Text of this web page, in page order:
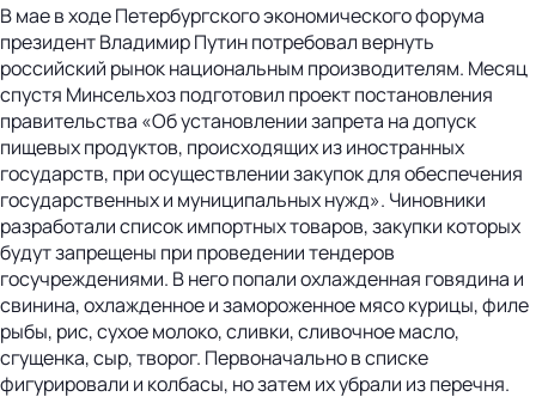
В мае в ходе Петербургского экономического форума
президент Владимир Путин потребовал вернуть
российский рынок национальным производителям. Месяц
спустя Минсельхоз подготовил проект постановления
правительства «Об установлении запрета на допуск
пищевых продуктов, происходящих из иностранных
государств, при осуществлении закупок для обеспечения
государственных и муниципальных нужд». Чиновники
разработали список импортных товаров, закупки которых
будут запрещены при проведении тендеров
госучреждениями. В него попали охлажденная говядина и
свинина, охлажденное и замороженное мясо курицы, филе
рыбы, рис, сухое молоко, сливки, сливочное масло,
сгущенка, сыр, творог. Первоначально в списке
фигурировали и колбасы, но затем их убрали из перечня.